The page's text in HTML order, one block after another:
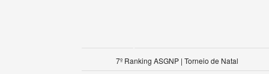
7º Ranking ASGNP | Torneio de Natal